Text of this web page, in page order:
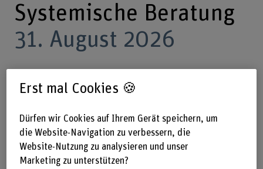
Systemische Beratung
31. August 2026
31.08.2026, 17.30–19.00 Uhr –
An dieser Veranstaltung erfahren Sie aus erster Hand alles
Wichtige und können Ihre Fragen direkt mit der
Studienleitung klären. Wir freuen uns auf Sie!
Erst mal Cookies 🍪
Dürfen wir Cookies auf Ihrem Gerät speichern, um
die Website-Navigation zu verbessern, die
Website-Nutzung zu analysieren und unser
Marketing zu unterstützen?